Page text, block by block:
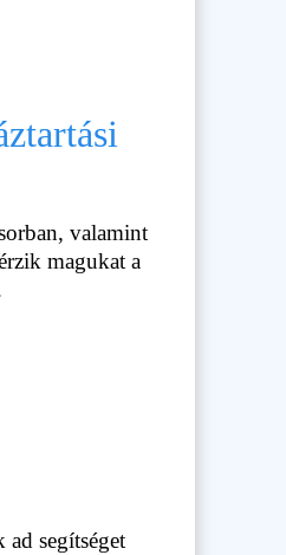
valamint
magukat a
ad segítséget